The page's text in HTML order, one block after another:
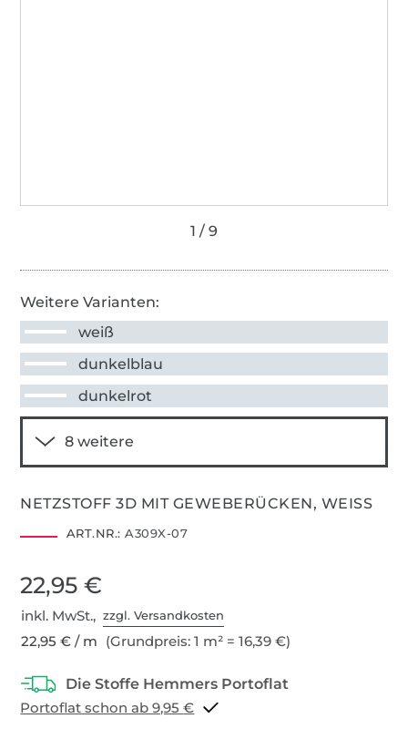
Weitere Varianten:
weiß
dunkelblau
dunkelrot
NETZSTOFF 3D MIT GEWEBERÜCKEN, WEISS
ART.NR.: A309X-07
22,95 €
inkl. MwSt.,zzgl. Versandkosten
22,95 € / m (Grundpreis: 1 m² = 16,39 €)
Portoflat schon ab 9,95 €